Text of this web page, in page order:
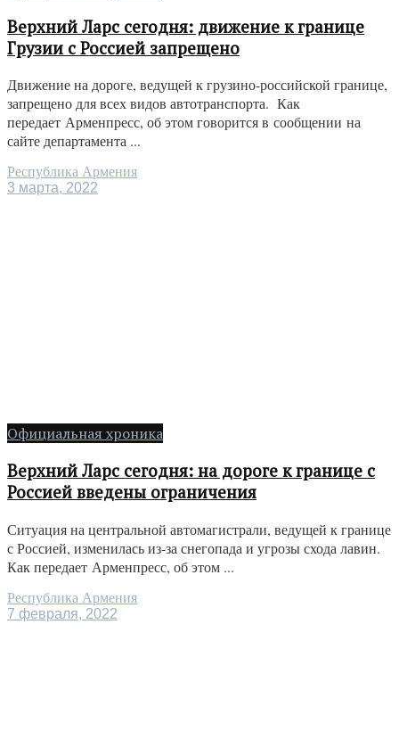
Верхний Ларс сегодня: движение к границе
Грузии с Россией запрещено
Движение на дороге, ведущей к грузино-российской границе,
запрещено для всех видов автотранспорта. Как
передает Арменпресс, об этом говорится в сообщении на
сайте департамента ...
Республика Армения
3 марта, 2022
Официальная хроника
Верхний Ларс сегодня: на дороге к границе с
Россией введены ограничения
Ситуация на центральной автомагистрали, ведущей к границе
с Россией, изменилась из-за снегопада и угрозы схода лавин.
Как передает Арменпресс, об этом ...
Республика Армения
7 февраля, 2022